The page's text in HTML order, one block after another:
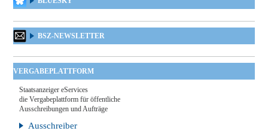
BSZ-NEWSLETTER
VERGABEPLATTFORM
Staatsanzeiger eServices
die Vergabeplattform für öffentliche
Ausschreibungen und Aufträge
Ausschreiber